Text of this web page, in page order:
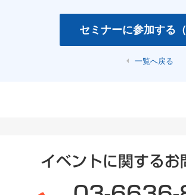
一覧へ戻る
イベントに関するお